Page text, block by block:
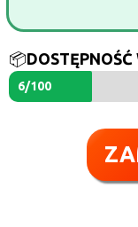
📦
6/100